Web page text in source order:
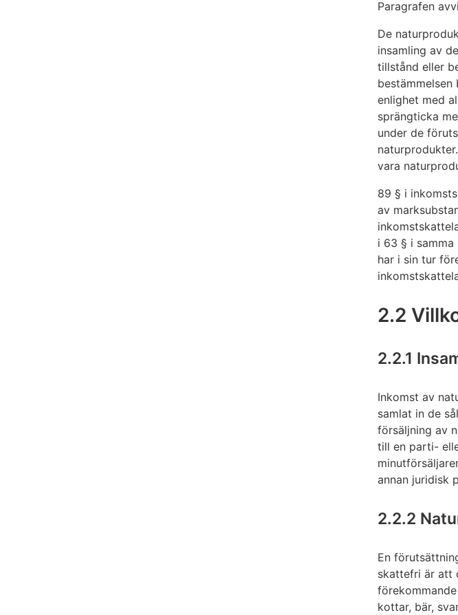
Paragrafen
De
insamling av
tillstånd eller
enlighet med
sprängticka
under de
vara
89 § i
av
i 63 § i
har i sin tur
2.2
2.2.1
Inkomst av
samlat in de
försäljning av
till en parti-
annan juridisk
2.2.2
En
skattefri är att
kottar, bär,